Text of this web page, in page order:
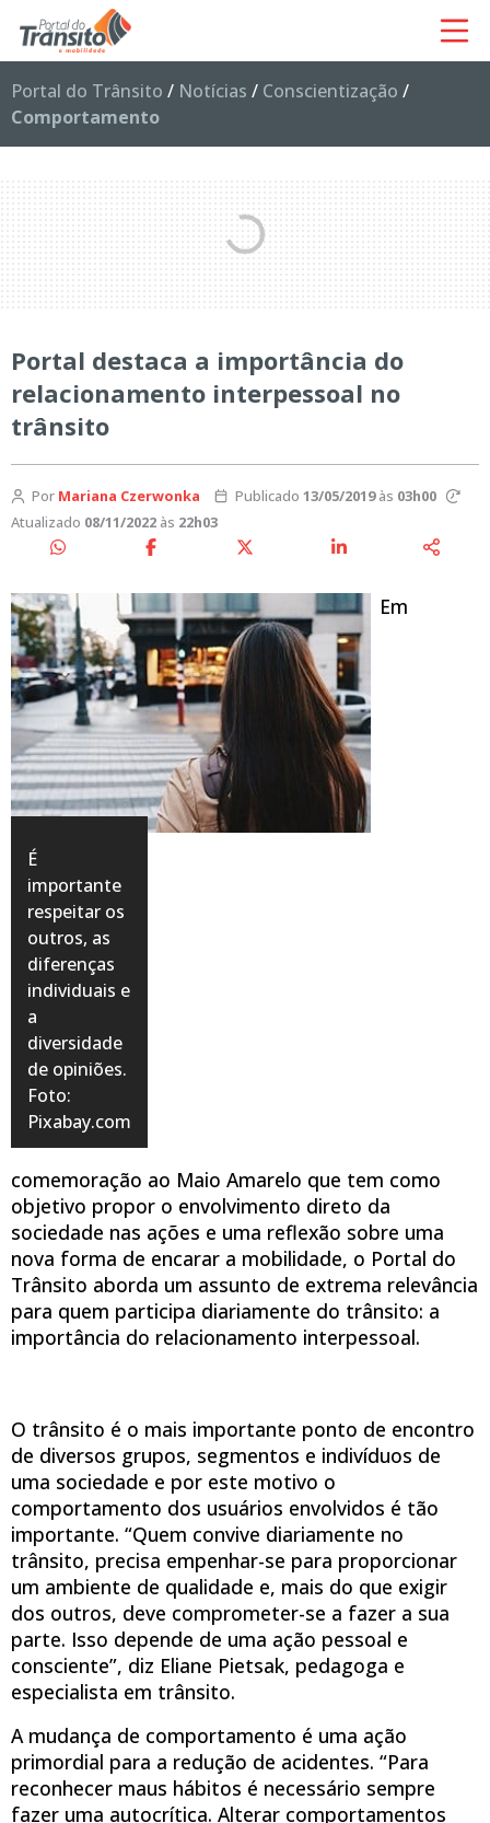
Portal do Trânsito / Notícias / Conscientização /
Comportamento
Portal destaca a importância do
relacionamento interpessoal no
trânsito
Por Mariana Czerwonka Publicado 13/05/2019às 03h00
Atualizado 08/11/2022 às 22h03
É
importante
respeitar os
outros, as
diferenças
individuais e
a
diversidade
de opiniões.
Foto:
Pixabay.com
Em
comemoração ao Maio Amarelo que tem como
objetivo propor o envolvimento direto da
sociedade nas ações e uma reflexão sobre uma
nova forma de encarar a mobilidade, o Portal do
Trânsito aborda um assunto de extrema relevância
para quem participa diariamente do trânsito: a
importância do relacionamento interpessoal.
O trânsito é o mais importante ponto de encontro
de diversos grupos, segmentos e indivíduos de
uma sociedade e por este motivo o
comportamento dos usuários envolvidos é tão
importante. “Quem convive diariamente no
trânsito, precisa empenhar-se para proporcionar
um ambiente de qualidade e, mais do que exigir
dos outros, deve comprometer-se a fazer a sua
parte. Isso depende de uma ação pessoal e
consciente”, diz Eliane Pietsak, pedagoga e
especialista em trânsito.
A mudança de comportamento é uma ação
primordial para a redução de acidentes. “Para
reconhecer maus hábitos é necessário sempre
fazer uma autocrítica. Alterar comportamentos